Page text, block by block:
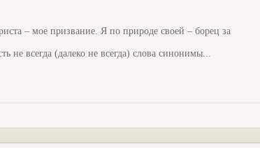
– мое призвание. Я по природе своей – борец за
не всегда (далеко не всегда) слова синонимы...